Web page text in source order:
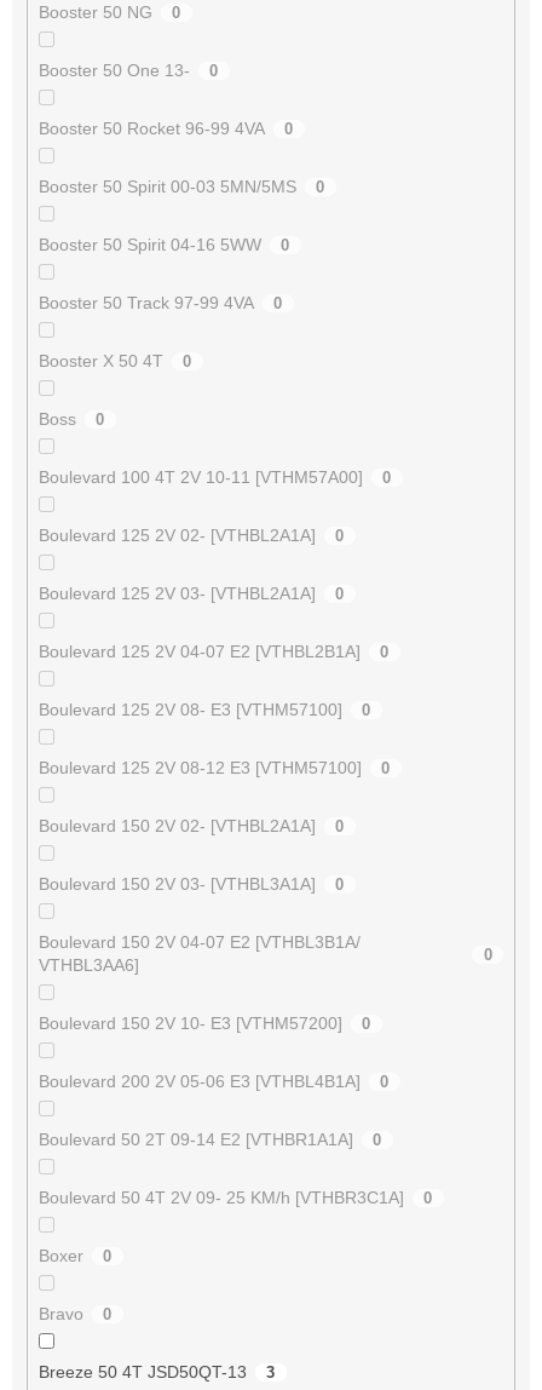
Booster 50 NG 0
Booster 50 One 13- 0
Booster 50 Rocket 96-99 4VA 0
Booster 50 Spirit 00-03 5MN/5MS 0
Booster 50 Spirit 04-16 5WW 0
Booster 50 Track 97-99 4VA 0
Booster X 50 4T 0
Boss 0
Boulevard 100 4T 2V 10-11 [VTHM57A00] 0
Boulevard 125 2V 02- [VTHBL2A1A] 0
Boulevard 125 2V 03- [VTHBL2A1A] 0
Boulevard 125 2V 04-07 E2 [VTHBL2B1A] 0
Boulevard 125 2V 08- E3 [VTHM57100] 0
Boulevard 125 2V 08-12 E3 [VTHM57100] 0
Boulevard 150 2V 02- [VTHBL2A1A] 0
Boulevard 150 2V 03- [VTHBL3A1A] 0
Boulevard 150 2V 04-07 E2 [VTHBL3B1A/
VTHBL3AA6]
0
Boulevard 150 2V 10- E3 [VTHM57200] 0
Boulevard 200 2V 05-06 E3 [VTHBL4B1A] 0
Boulevard 50 2T 09-14 E2 [VTHBR1A1A] 0
Boulevard 50 4T 2V 09- 25 KM/h [VTHBR3C1A] 0
Boxer 0
Bravo 0
Breeze 50 4T JSD50QT-13 3